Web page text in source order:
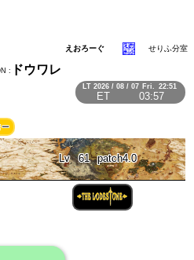
LT 2026 / 08 / 07 Fri. 22:51
ET 03:57
えおろーぐ せりふ分室
: ドウワレ
ー
Lv 61 patch4.0